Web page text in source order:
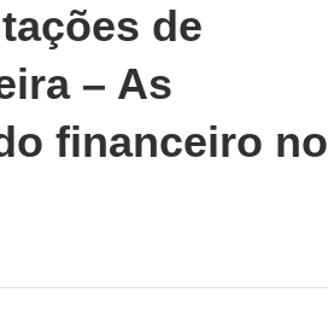
de
– As
financeiro no